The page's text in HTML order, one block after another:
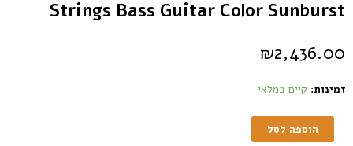
Strings Bass Guitar Color Sunburst
₪2,436.00
זמינות: קיים במלאי
הוספה לסל